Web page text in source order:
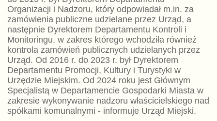
Organizacji i Nadzoru, który odpowiadał m.in. za
zamówienia publiczne udzielane przez Urząd, a
następnie Dyrektorem Departamentu Kontroli i
Monitoringu, w zakres którego wchodziła również
kontrola zamówień publicznych udzielanych przez
Urząd. Od 2016 r. do 2023 r. był Dyrektorem
Departamentu Promocji, Kultury i Turystyki w
Urzędzie Miejskim. Od 2024 roku jest Głównym
Specjalistą w Departamencie Gospodarki Miasta w
zakresie wykonywanie nadzoru właścicielskiego nad
spółkami komunalnymi - informuje Urząd Miejski.